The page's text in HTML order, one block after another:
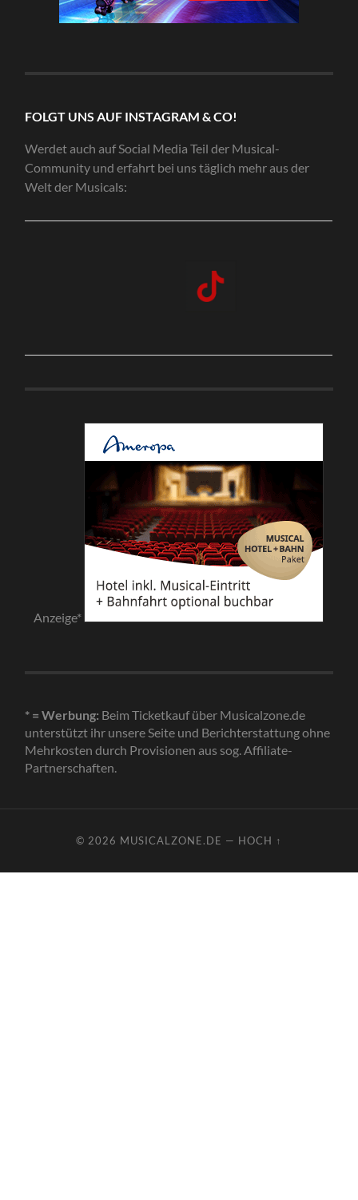
FOLGT UNS AUF INSTAGRAM & CO!
Werdet auch auf Social Media Teil der Musical-
Community und erfahrt bei uns täglich mehr aus der
Welt der Musicals:
Anzeige*
* = Werbung: Beim Ticketkauf über Musicalzone.de
unterstützt ihr unsere Seite und Berichterstattung ohne
Mehrkosten durch Provisionen aus sog. Affiliate-
Partnerschaften.
© 2026 MUSICALZONE.DE — HOCH ↑